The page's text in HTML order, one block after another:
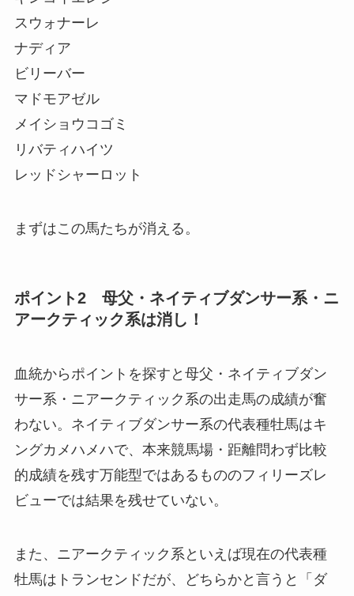
スウォナーレ
ナディア
ビリーバー
マドモアゼル
メイショウコゴミ
リバティハイツ
レッドシャーロット
まずはこの馬たちが消える。
ポイント2 母父・ネイティブダンサー系・ニ
アークティック系は消し！
血統からポイントを探すと母父・ネイティブダン
サー系・ニアークティック系の出走馬の成績が奮
わない。ネイティブダンサー系の代表種牡馬はキ
ングカメハメハで、本来競馬場・距離問わず比較
的成績を残す万能型ではあるもののフィリーズレ
ビューでは結果を残せていない。
また、ニアークティック系といえば現在の代表種
牡馬はトランセンドだが、どちらかと言うと「ダ